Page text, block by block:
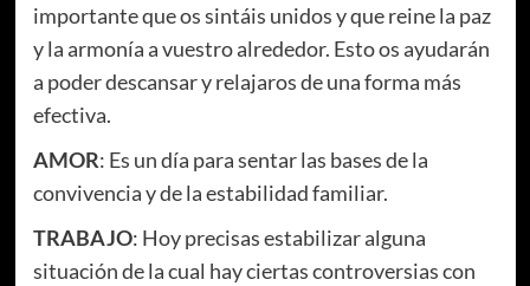
importante que os sintáis unidos y que reine la paz
y la armonía a vuestro alrededor. Esto os ayudarán
a poder descansar y relajaros de una forma más
efectiva.
AMOR: Es un día para sentar las bases de la
convivencia y de la estabilidad familiar.
TRABAJO: Hoy precisas estabilizar alguna
situación de la cual hay ciertas controversias con